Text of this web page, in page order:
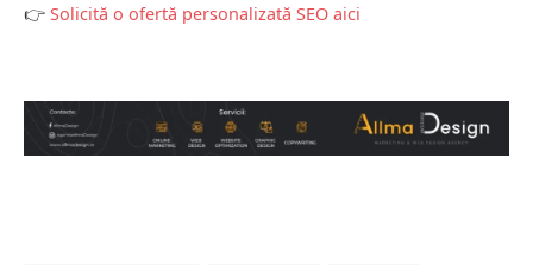
👉 Solicită o ofertă personalizată SEO aici